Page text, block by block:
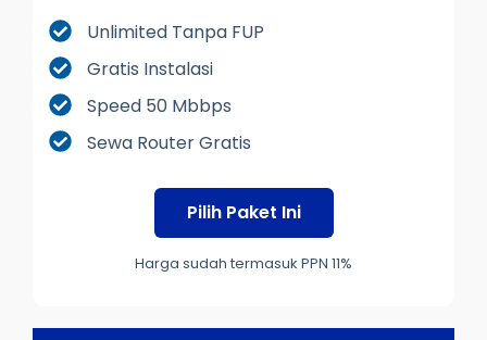
Unlimited Tanpa FUP
Gratis Instalasi
Speed 50 Mbbps
Sewa Router Gratis
Pilih Paket Ini
Harga sudah termasuk PPN 11%